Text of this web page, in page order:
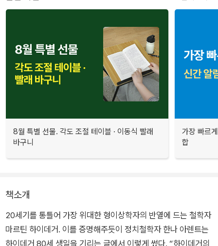
8월 특별 선물. 각도 조절 테이블 · 이동식 빨래
바구니
가장 빠르
합
책소개
20세기를 통틀어 가장 위대한 형이상학자의 반열에 드는 철학자
마르틴 하이데거. 이를 증명해주듯이 정치철학자 한나 아렌트는
하이데거 80세 생일을 기리는 글에서 이렇게 썼다. “하이데거의